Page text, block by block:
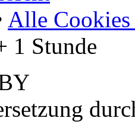
Alle Cookies
1 Stunde